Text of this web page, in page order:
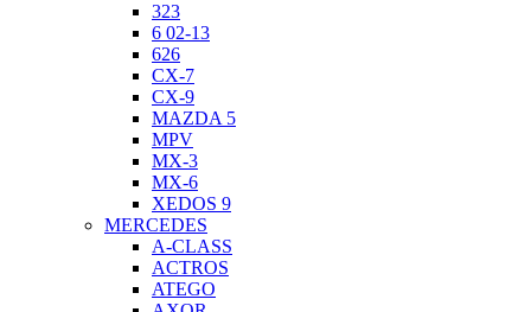
323
6 02-13
626
CX-7
CX-9
MAZDA 5
MPV
MX-3
MX-6
XEDOS 9
MERCEDES
A-CLASS
ACTROS
ATEGO